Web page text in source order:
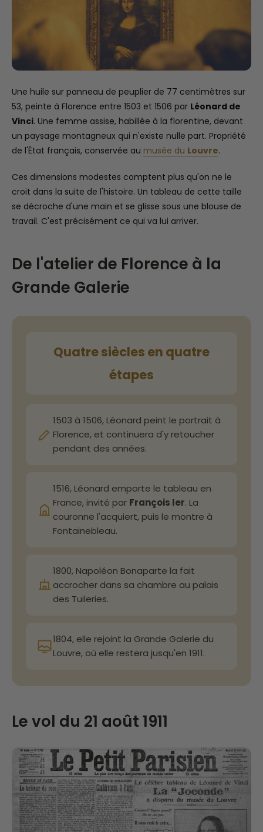
Une huile sur panneau de peuplier de 77 centimètres sur
53, peinte à Florence entre 1503 et 1506 par Léonard de
Vinci. Une femme assise, habillée à la florentine, devant
un paysage montagneux qui n'existe nulle part. Propriété
de l'État français, conservée au musée du Louvre.
Ces dimensions modestes comptent plus qu'on ne le
croit dans la suite de l'histoire. Un tableau de cette taille
se décroche d'une main et se glisse sous une blouse de
travail. C'est précisément ce qui va lui arriver.
De l'atelier de Florence à la
Grande Galerie
Quatre siècles en quatre
étapes
1503 à 1506, Léonard peint le portrait à
Florence, et continuera d'y retoucher
pendant des années.
1516, Léonard emporte le tableau en
France, invité par François Ier. La
couronne l'acquiert, puis le montre à
Fontainebleau.
1800, Napoléon Bonaparte la fait
accrocher dans sa chambre au palais
des Tuileries.
1804, elle rejoint la Grande Galerie du
Louvre, où elle restera jusqu'en 1911.
Le vol du 21 août 1911